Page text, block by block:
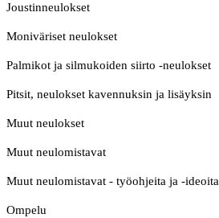
Joustinneulokset
Moniväriset neulokset
Palmikot ja silmukoiden siirto -neulokset
Pitsit, neulokset kavennuksin ja lisäyksin
Muut neulokset
Muut neulomistavat
Muut neulomistavat - työohjeita ja -ideoita
Ompelu